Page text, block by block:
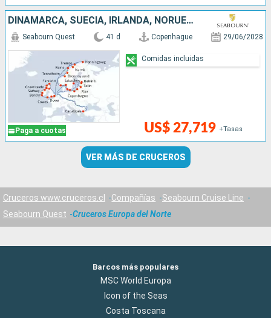
DINAMARCA, SUECIA, IRLANDA, NORUEGA, LETONIA, REINO UNIDO, ESTONIA, TURQUÍA, POLONIA, FINLANDIA, LITUANIA
Paga a cuotas
Seabourn Quest 41 d Copenhague 29/06/2028
US$ 27,719 +Tasas
Comidas incluidas
VER MÁS DE CRUCEROS
Cruceros www.cruceros.cl Compañías
Seabourn Cruise Line
Seabourn Quest
Cruceros Europa del Norte
Barcos más populares
MSC World Europa
Icon of the Seas
Costa Toscana